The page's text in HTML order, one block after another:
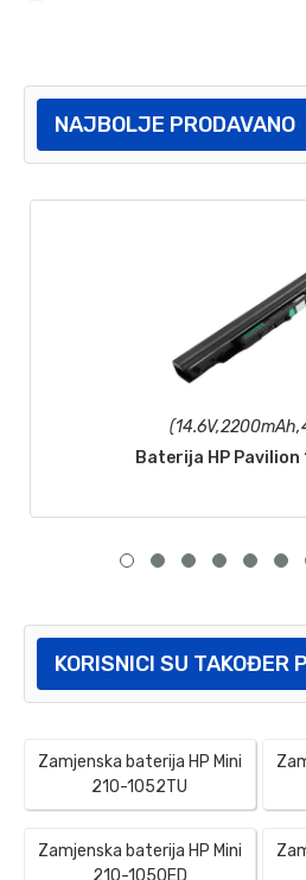
NAJBOLJE PRODAVANO
Baterija HP
KORISNICI SU TAKOĐER
Zamjenska baterija HP Mini
210-1052TU
Zamjenska baterija HP Mini